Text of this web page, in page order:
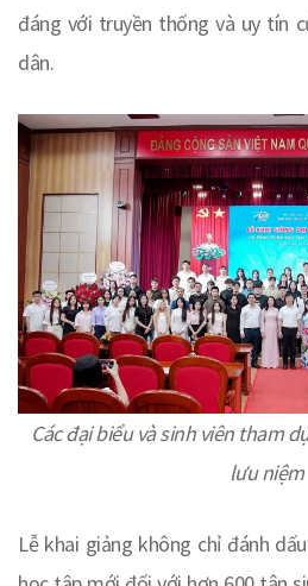
đáng với truyền thống và uy tín
dân.
Các đại biểu và sinh viên tham
lưu niệm
Lễ khai giảng không chỉ đánh